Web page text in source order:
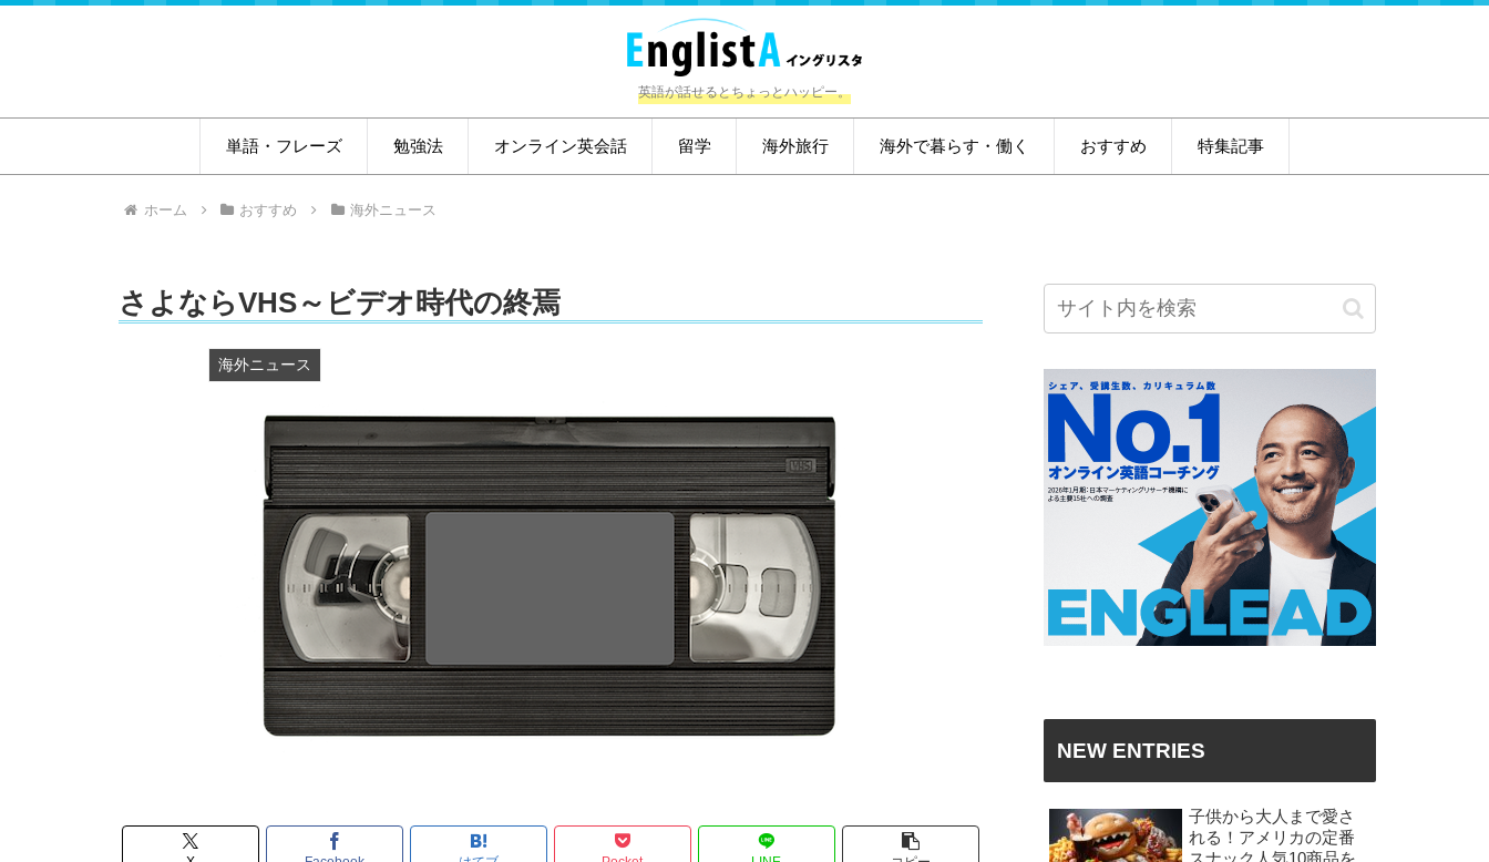
英語が話せるとちょっとハッピー。
単語・フレーズ 勉強法 オンライン英会話 留学 海外旅行 海外で暮らす・働く おすすめ 特集記事
ホーム おすすめ 海外ニュース
さよならVHS～ビデオ時代の終焉
海外ニュース
NEW ENTRIES
子供から大人まで愛さ
れる！アメリカの定番
スナック人気10商品を